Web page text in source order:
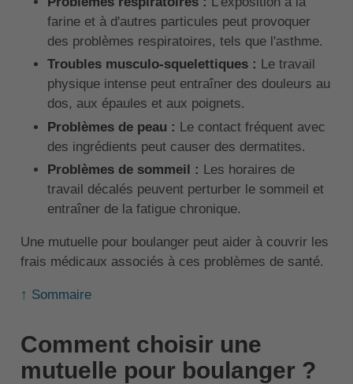
farine et à d'autres particules peut provoquer
des problèmes respiratoires, tels que l'asthme.
Troubles musculo-squelettiques : Le travail
physique intense peut entraîner des douleurs au
dos, aux épaules et aux poignets.
Problèmes de peau : Le contact fréquent avec
des ingrédients peut causer des dermatites.
Problèmes de sommeil : Les horaires de
travail décalés peuvent perturber le sommeil et
entraîner de la fatigue chronique.
Une mutuelle pour boulanger peut aider à couvrir les
frais médicaux associés à ces problèmes de santé.
↑ Sommaire
Comment choisir une
mutuelle pour boulanger ?